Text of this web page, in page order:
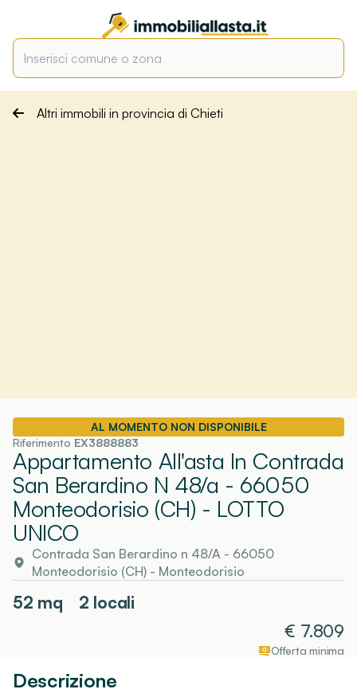
Altri immobili in provincia di Chieti
AL MOMENTO NON DISPONIBILE
Riferimento EX3888883
Appartamento All'asta In Contrada
San Berardino N 48/a - 66050
Monteodorisio (CH) - LOTTO
UNICO
Contrada San Berardino n 48/A - 66050
Monteodorisio (CH) - Monteodorisio
52 mq
2 locali
€ 7.809
Offerta minima
Descrizione